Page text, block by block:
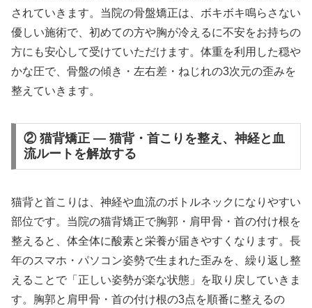
されていきます。当院の骨盤矯正は、ボキボキ鳴らさない
優しい施術で、初めての方や胸が冷えるに不安をお持ちの
方にも安心して受けていただけます。体重を利用した穏や
かな圧で、骨盤の傾き・左右差・ねじれの3次元の歪みを
整えていきます。
② 猫背矯正 — 猫背・首こりを整え、神経と血
流ルートを解放する
猫背と首こりは、神経や血流のボトルネックになりやすい
部位です。当院の猫背矯正で胸郭・肩甲骨・首の付け根を
整えると、体全体に酸素と栄養が届きやすくなります。長
年のスマホ・パソコン姿勢で生まれた歪みを、繰り返し整
えることで「正しい姿勢が楽な状態」を取り戻していきま
す。胸郭と肩甲骨・首の付け根の3点を順番に整えるの